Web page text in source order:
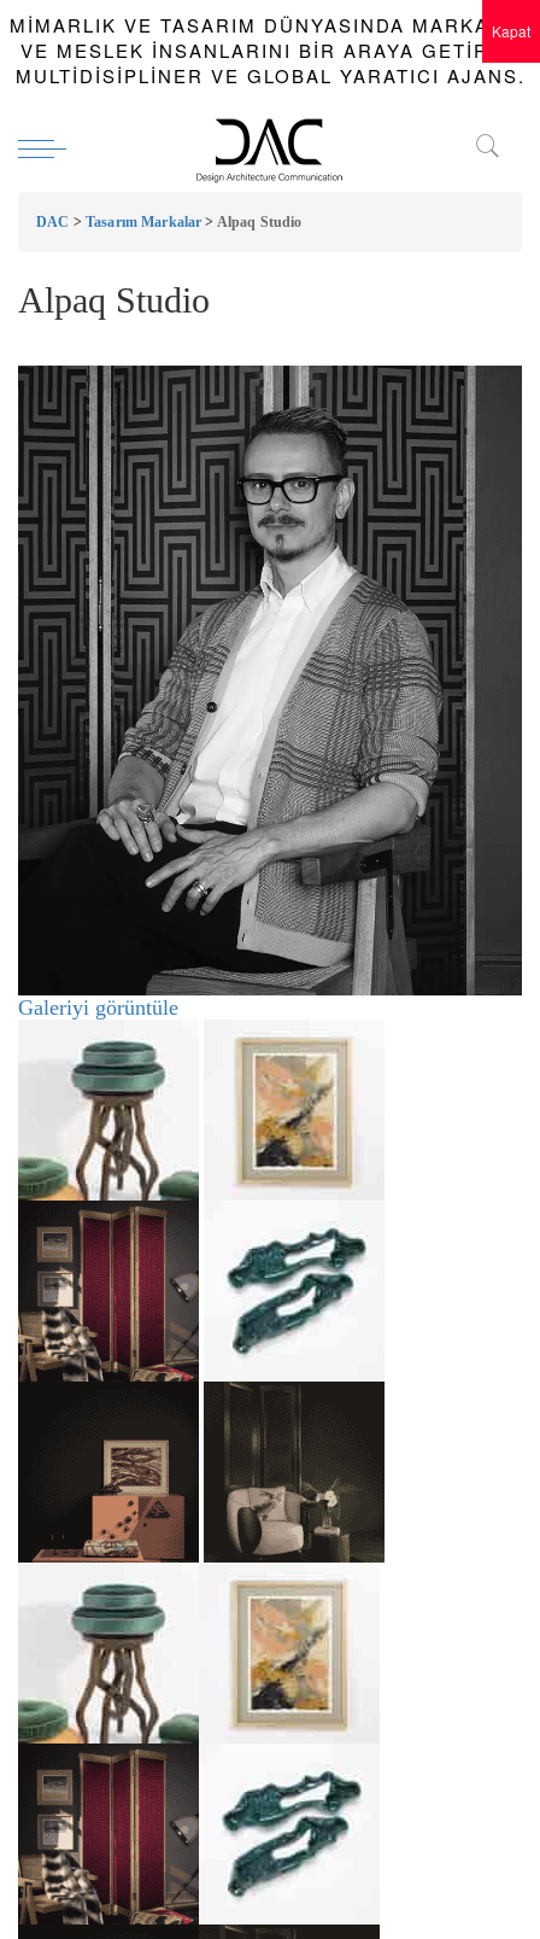
MIMARLIK VE TASARIM DÜNYASINDA MARKALAR
VE MESLEK INSANLARINI BIR ARAYA GETIREN
MULTIDISIPLINER VE GLOBAL YARATICI AJANS.
DAC > Tasarım Markalar > Alpaq Studio
Alpaq Studio
Galeriyi görüntüle
Kapat